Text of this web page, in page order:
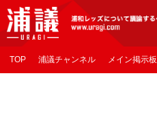
[浦議]浦和レッズについて議論するページ
TOP 浦議チャンネル メイン掲示板